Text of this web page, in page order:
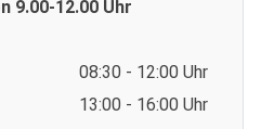
9.00-12.00 Uhr
08:30 - 12:00 Uhr
13:00 - 16:00 Uhr